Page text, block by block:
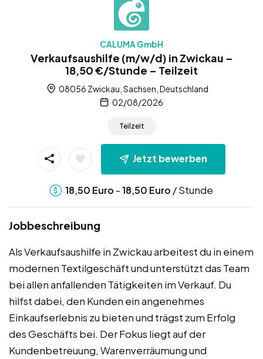
CALUMA GmbH
Verkaufsaushilfe (m/w/d) in Zwickau –
18,50 €/Stunde – Teilzeit
08056 Zwickau, Sachsen, Deutschland
02/08/2026
Teilzeit
Jetzt bewerben
18,50 Euro -18,50 Euro / Stunde
Jobbeschreibung
Als Verkaufsaushilfe in Zwickau arbeitest du in einem
modernen Textilgeschäft und unterstützt das Team
bei allen anfallenden Tätigkeiten im Verkauf. Du
hilfst dabei, den Kunden ein angenehmes
Einkaufserlebnis zu bieten und trägst zum Erfolg
des Geschäfts bei. Der Fokus liegt auf der
Kundenbetreuung, Warenverräumung und